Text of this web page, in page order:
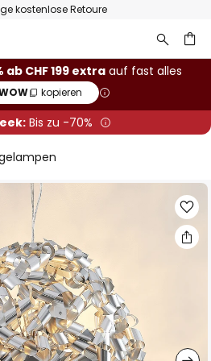
kostenlose Retoure
ab CHF 199 extra auf fast alles
kopieren
Bis zu -70%